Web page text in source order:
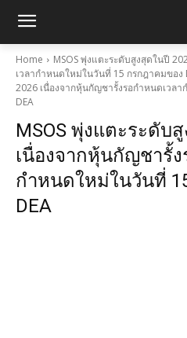
Home
MSOS พุ่งแตะระดับสูงสุดในปี
เวลากำหนดใหม่ในวันที่ 15 กรกฎาคมของ
2026 เนื่องจากหุ้นกัญชารั้งรอกำหนดเวล
DEA
MSOS พุ่งแตะระดับ
เนื่องจากหุ้นกัญชารั้
กำหนดใหม่ในวันที่
DEA